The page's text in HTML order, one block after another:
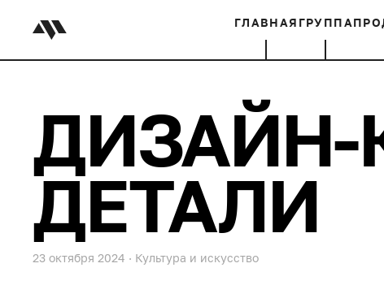
ГЛАВНАЯ ГРУППА
ДИЗАЙН-
ДЕТАЛИ
23 октября 2024 · Культура и искусство